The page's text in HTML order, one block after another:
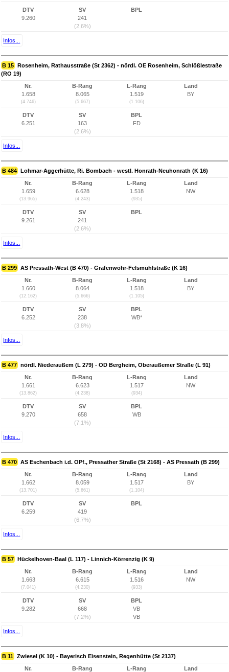
DTV
9.260
SV
241
(2,6%)
BPL
Infos...
B 15 Rosenheim, Rathausstraße (St 2362) - nördl. OE Rosenheim, Schlößlestraße
(RO 19)
Nr.
1.658
(4.746)
B-Rang
8.065
(5.667)
L-Rang
1.519
(1.106)
Land
BY
DTV
6.251
SV
163
(2,6%)
BPL
FD
Infos...
B 484 Lohmar-Aggerhütte, Ri. Bombach - westl. Honrath-Neuhonrath (K 16)
Nr.
1.659
(13.965)
B-Rang
6.628
(4.243)
L-Rang
1.518
(935)
Land
NW
DTV
9.261
SV
241
(2,6%)
BPL
Infos...
B 299 AS Pressath-West (B 470) - Grafenwöhr-Felsmühlstraße (K 16)
Nr.
1.660
(12.162)
B-Rang
8.064
(5.666)
L-Rang
1.518
(1.105)
Land
BY
DTV
6.252
SV
238
(3,8%)
BPL
WB*
Infos...
B 477 nördl. Niederaußem (L 279) - OD Bergheim, Oberaußemer Straße (L 91)
Nr.
1.661
(13.862)
B-Rang
6.623
(4.238)
L-Rang
1.517
(934)
Land
NW
DTV
9.270
SV
658
(7,1%)
BPL
WB
Infos...
B 470 AS Eschenbach i.d. OPf., Pressather Straße (St 2168) - AS Pressath (B 299)
Nr.
1.662
(13.701)
B-Rang
8.059
(5.661)
L-Rang
1.517
(1.104)
Land
BY
DTV
6.259
SV
419
(6,7%)
BPL
Infos...
B 57 Hückelhoven-Baal (L 117) - Linnich-Körrenzig (K 9)
Nr.
1.663
(7.041)
B-Rang
6.615
(4.230)
L-Rang
1.516
(933)
Land
NW
DTV
9.282
SV
668
(7,2%)
BPL
VB
VB
Infos...
B 11 Zwiesel (K 10) - Bayerisch Eisenstein, Regenhütte (St 2137)
Nr.
B-Rang
L-Rang
Land